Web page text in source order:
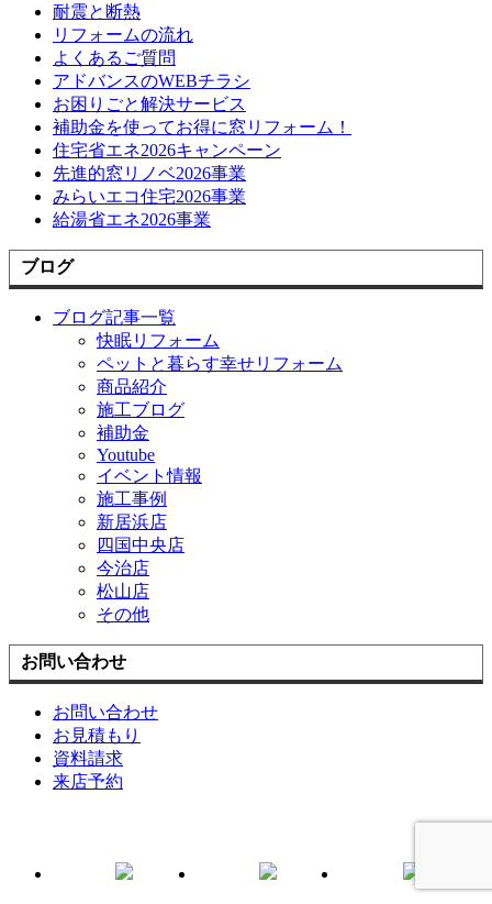
耐震と断熱
リフォームの流れ
よくあるご質問
アドバンスのWEBチラシ
お困りごと解決サービス
補助金を使ってお得に窓リフォーム！
住宅省エネ2026キャンペーン
先進的窓リノベ2026事業
みらいエコ住宅2026事業
給湯省エネ2026事業
ブログ
ブログ記事一覧
快眠リフォーム
ペットと暮らす幸せリフォーム
商品紹介
施工ブログ
補助金
Youtube
イベント情報
施工事例
新居浜店
四国中央店
今治店
松山店
その他
お問い合わせ
お問い合わせ
お見積もり
資料請求
来店予約